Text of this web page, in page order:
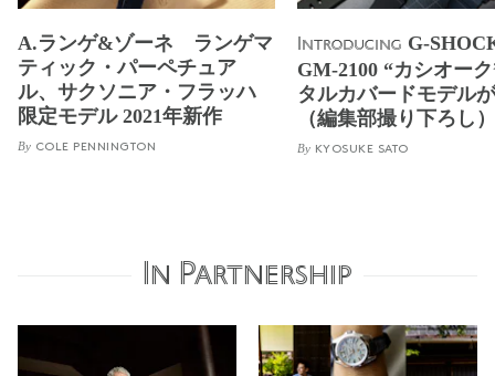
A.ランゲ&ゾーネ ランゲマ
ティック・パーペチュア
ル、サクソニア・フラッハ
限定モデル 2021年新作
By COLE PENNINGTON
Introducing G-
GM-2100 “カシオー
タルカバードモデル
（編集部撮り下ろし）
By KYOSUKE SATO
In Partnership